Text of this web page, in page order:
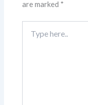
are marked *
here..